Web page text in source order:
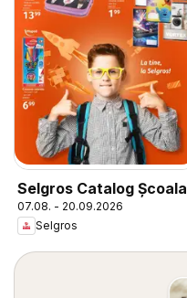
Selgros Catalog Şcoala
07.08. - 20.09.2026
Selgros